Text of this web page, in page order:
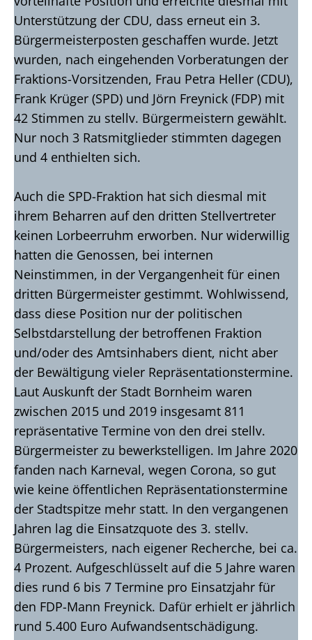
Unterstützung der CDU, dass erneut ein 3.
Bürgermeisterposten geschaffen wurde. Jetzt
wurden, nach eingehenden Vorberatungen der
Fraktions-Vorsitzenden, Frau Petra Heller (CDU),
Frank Krüger (SPD) und Jörn Freynick (FDP) mit
42 Stimmen zu stellv. Bürgermeistern gewählt.
Nur noch 3 Ratsmitglieder stimmten dagegen
und 4 enthielten sich.
Auch die SPD-Fraktion hat sich diesmal mit
ihrem Beharren auf den dritten Stellvertreter
keinen Lorbeerruhm erworben. Nur widerwillig
hatten die Genossen, bei internen
Neinstimmen, in der Vergangenheit für einen
dritten Bürgermeister gestimmt. Wohlwissend,
dass diese Position nur der politischen
Selbstdarstellung der betroffenen Fraktion
und/oder des Amtsinhabers dient, nicht aber
der Bewältigung vieler Repräsentationstermine.
Laut Auskunft der Stadt Bornheim waren
zwischen 2015 und 2019 insgesamt 811
repräsentative Termine von den drei stellv.
Bürgermeister zu bewerkstelligen. Im Jahre 2020
fanden nach Karneval, wegen Corona, so gut
wie keine öffentlichen Repräsentationstermine
der Stadtspitze mehr statt. In den vergangenen
Jahren lag die Einsatzquote des 3. stellv.
Bürgermeisters, nach eigener Recherche, bei ca.
4 Prozent. Aufgeschlüsselt auf die 5 Jahre waren
dies rund 6 bis 7 Termine pro Einsatzjahr für
den FDP-Mann Freynick. Dafür erhielt er jährlich
rund 5.400 Euro Aufwandsentschädigung.